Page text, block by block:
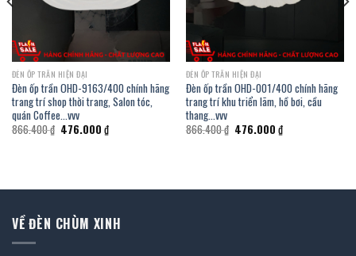
ĐÈN ỐP TRẦN HIỆN ĐẠI
Đèn ốp trần OHD-9163/400 chính hãng
trang trí shop thời trang, Salon tóc,
quán Coffee…vvv
866.400₫ Giá
gốc
476.000 ₫Giá
hiện
ĐÈN ỐP TRẦN HIỆN ĐẠI
Đèn ốp trần OHD-001/400 chính hãng
trang trí khu triển lãm, hồ bơi, cầu
thang…vvv
866.400₫ Giá
gốc
476.000 ₫Giá
hiện
VỀ ĐÈN CHÙM XINH